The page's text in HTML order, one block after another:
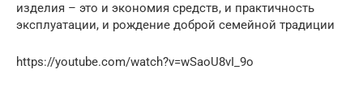
изделия – это и экономия средств, и практичность
эксплуатации, и рождение доброй семейной традиции
https://youtube.com/watch?v=wSaoU8vI_9o